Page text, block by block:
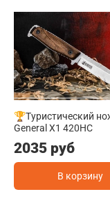
🏆Туристический
General X1 420HC
2035 руб
В корзину